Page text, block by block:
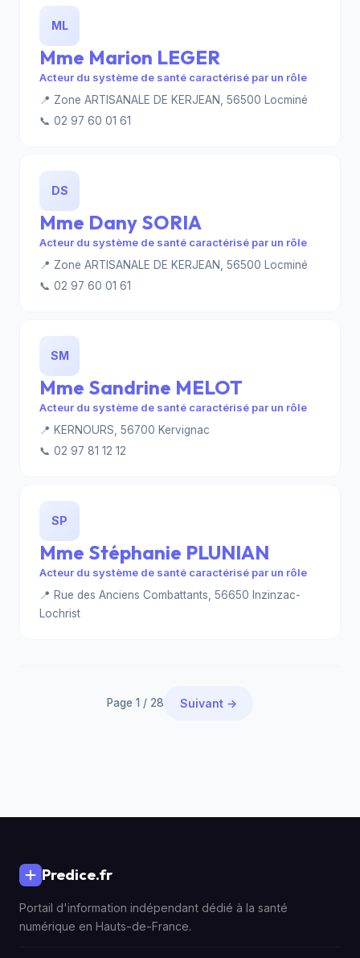
ML
Mme Marion LEGER
Acteur du système de santé caractérisé par un rôle
📍 Zone ARTISANALE DE KERJEAN, 56500 Locminé
📞 02 97 60 01 61
DS
Mme Dany SORIA
Acteur du système de santé caractérisé par un rôle
📍 Zone ARTISANALE DE KERJEAN, 56500 Locminé
📞 02 97 60 01 61
SM
Mme Sandrine MELOT
Acteur du système de santé caractérisé par un rôle
📍 KERNOURS, 56700 Kervignac
📞 02 97 81 12 12
SP
Mme Stéphanie PLUNIAN
Acteur du système de santé caractérisé par un rôle
📍 Rue des Anciens Combattants, 56650 Inzinzac-
Lochrist
Page 1 / 28 Suivant →
Predice.fr
Portail d'information indépendant dédié à la santé
numérique en Hauts-de-France.